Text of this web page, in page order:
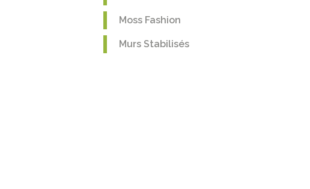
Moss Fashion
Murs Stabilisés